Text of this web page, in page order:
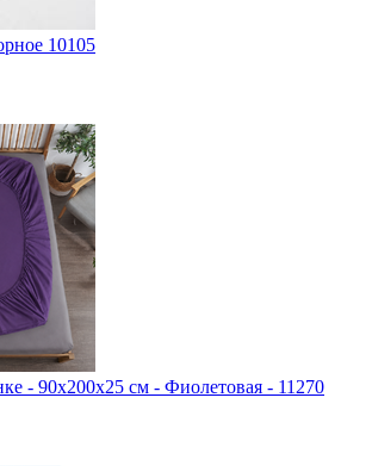
10105
- 90x200x25 cм - Фиолетовая - 11270